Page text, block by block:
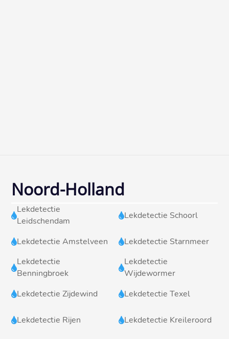
Noord-Holland

Lekdetectie
Leidschendam
Lekdetectie Schoorl
Lekdetectie Amstelveen Lekdetectie Starnmeer

Lekdetectie
Benningbroek

Lekdetectie
Wijdewormer
Lekdetectie Zijdewind Lekdetectie Texel
Lekdetectie Rijen Lekdetectie Kreileroord